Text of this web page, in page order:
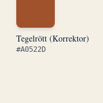
Tegelrött (Korrektor)
#A0522D